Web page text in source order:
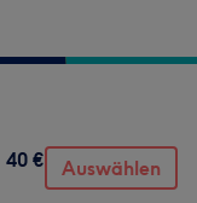
40 € Auswählen